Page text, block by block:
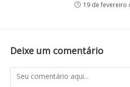
19 de fevereiro
Deixe um comentário